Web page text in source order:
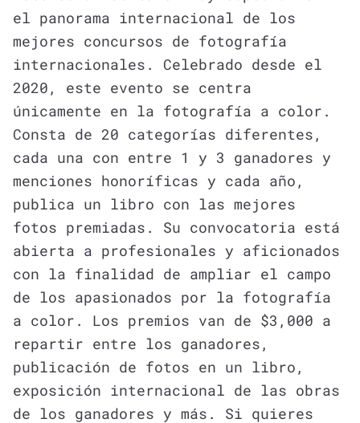
el panorama internacional de los
mejores concursos de fotografía
internacionales. Celebrado desde el
2020, este evento se centra
únicamente en la fotografía a color.
Consta de 20 categorías diferentes,
cada una con entre 1 y 3 ganadores y
menciones honoríficas y cada año,
publica un libro con las mejores
fotos premiadas. Su convocatoria está
abierta a profesionales y aficionados
con la finalidad de ampliar el campo
de los apasionados por la fotografía
a color. Los premios van de $3,000 a
repartir entre los ganadores,
publicación de fotos en un libro,
exposición internacional de las obras
de los ganadores y más. Si quieres